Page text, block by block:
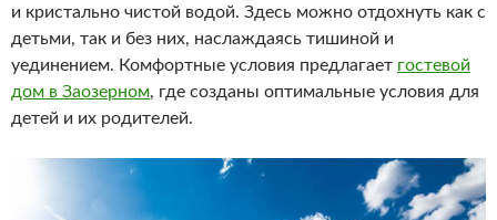
и кристально чистой водой. Здесь можно отдохнуть как с
детьми, так и без них, наслаждаясь тишиной и
уединением. Комфортные условия предлагает гостевой
дом в Заозерном, где созданы оптимальные условия для
детей и их родителей.